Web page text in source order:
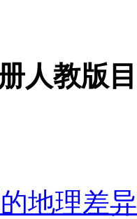
人教版
地理差异